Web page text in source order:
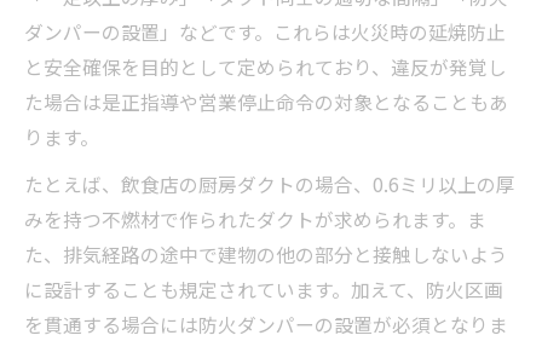
ダンパーの設置」などです。これらは火災時の延焼防止
と安全確保を目的として定められており、違反が発覚し
た場合は是正指導や営業停止命令の対象となることもあ
ります。
たとえば、飲食店の厨房ダクトの場合、0.6ミリ以上の厚
みを持つ不燃材で作られたダクトが求められます。ま
た、排気経路の途中で建物の他の部分と接触しないよう
に設計することも規定されています。加えて、防火区画
を貫通する場合には防火ダンパーの設置が必須となりま